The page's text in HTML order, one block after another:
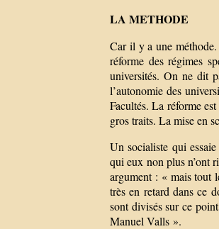
LA METHODE
Car il y a une
réforme des régimes
universités. On ne dit
l’autonomie des
Facultés. La réforme
gros traits. La mise en
Un socialiste qui
qui eux non plus n’ont
argument : « mais tout
très en retard dans ce
sont divisés sur ce
Manuel Valls ».